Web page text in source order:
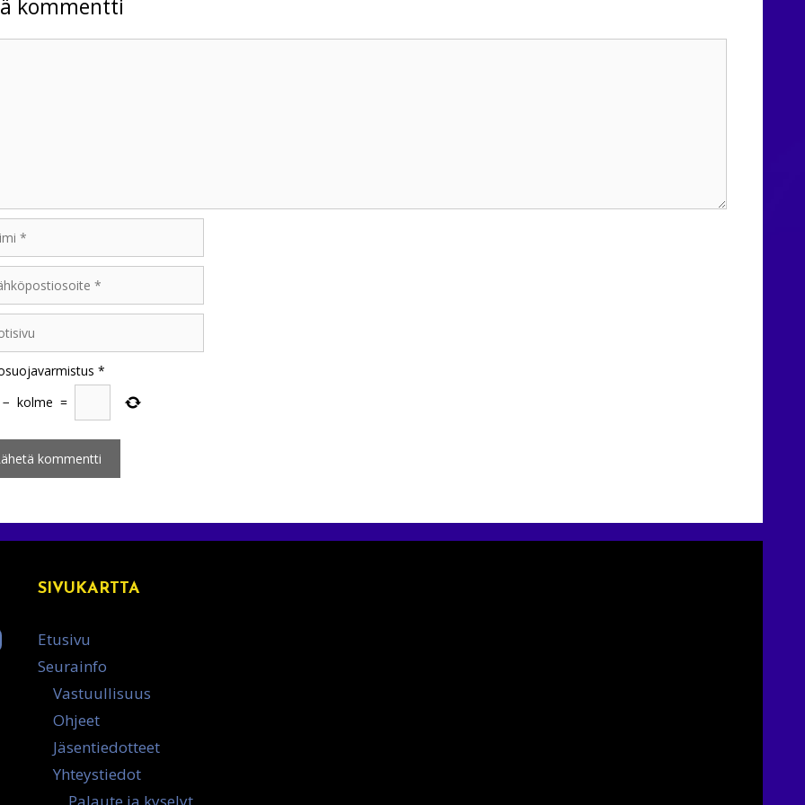
kommentti
*
kolme =
SIVUKARTTA
Etusivu
Seurainfo
Vastuullisuus
Ohjeet
Jäsentiedotteet
Yhteystiedot
Palaute ja kyselyt